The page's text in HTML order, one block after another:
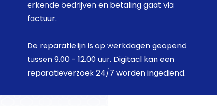
erkende bedrijven en betaling gaat via
factuur.
De reparatielijn is op werkdagen geopend
tussen 9.00 - 12.00 uur. Digitaal kan een
reparatieverzoek 24/7 worden ingediend.